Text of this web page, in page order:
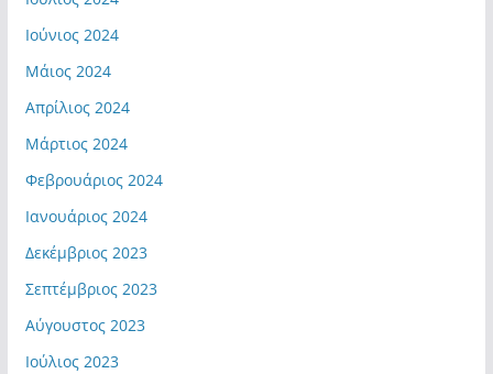
Ιούνιος 2024
Μάιος 2024
Απρίλιος 2024
Μάρτιος 2024
Φεβρουάριος 2024
Ιανουάριος 2024
Δεκέμβριος 2023
Σεπτέμβριος 2023
Αύγουστος 2023
Ιούλιος 2023